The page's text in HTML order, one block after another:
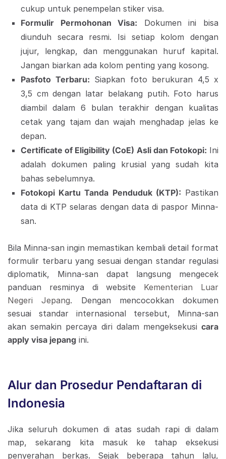
cukup untuk penempelan stiker visa.
Formulir Permohonan Visa: Dokumen ini bisa
diunduh secara resmi. Isi setiap kolom dengan
jujur, lengkap, dan menggunakan huruf kapital.
Jangan biarkan ada kolom penting yang kosong.
Pasfoto Terbaru: Siapkan foto berukuran 4,5 x
3,5 cm dengan latar belakang putih. Foto harus
diambil dalam 6 bulan terakhir dengan kualitas
cetak yang tajam dan wajah menghadap jelas ke
depan.
Certificate of Eligibility (CoE) Asli dan Fotokopi: Ini
adalah dokumen paling krusial yang sudah kita
bahas sebelumnya.
Fotokopi Kartu Tanda Penduduk (KTP): Pastikan
data di KTP selaras dengan data di paspor Minna-
san.
Bila Minna-san ingin memastikan kembali detail format
formulir terbaru yang sesuai dengan standar regulasi
diplomatik, Minna-san dapat langsung mengecek
panduan resminya di website
Kementerian Luar
Negeri Jepang. Dengan mencocokkan dokumen
sesuai standar internasional tersebut, Minna-san
akan semakin percaya diri dalam mengeksekusi cara
apply visa jepang ini.
Alur dan Prosedur Pendaftaran di
Indonesia
Jika seluruh dokumen di atas sudah rapi di dalam
map, sekarang kita masuk ke tahap eksekusi
penyerahan berkas. Sejak beberapa tahun lalu,